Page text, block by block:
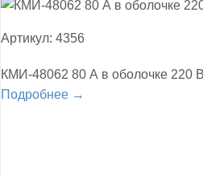
Артикул: 4356
КМИ-48062 80 А в оболочке 220
Подробнее →